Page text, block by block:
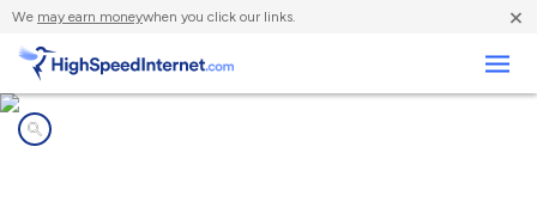
We may earn moneywhen you click our links. ×